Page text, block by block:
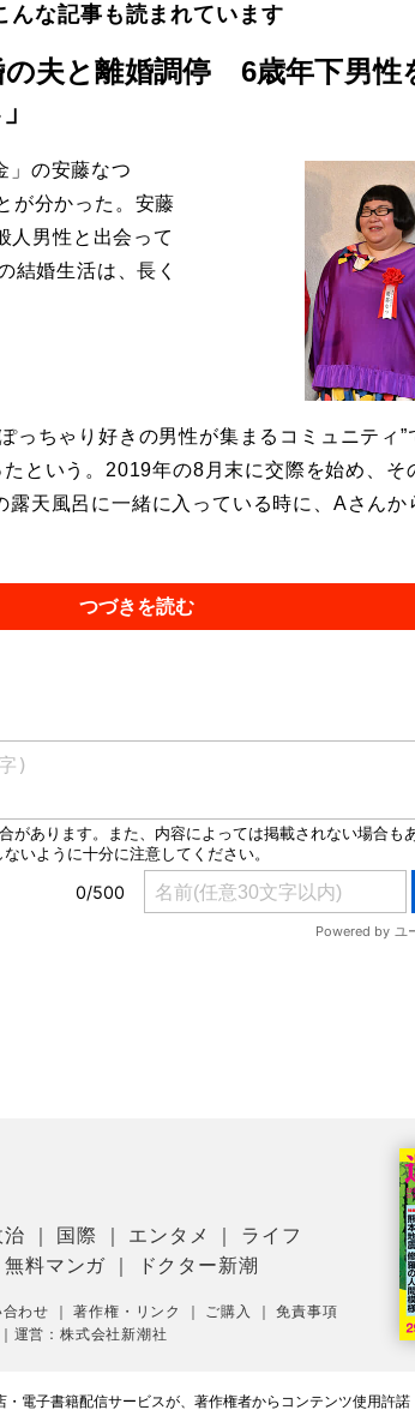
んな記事も読まれています
夫と離婚調停 6歳年下男性
」の安藤なつ
が分かった。安藤
人男性と出会って
結婚生活は、長く
っちゃり好きの男性が集まるコミュニティ”
という。2019年の8月末に交際を始め、そ
露天風呂に一緒に入っている時に、Aさんか
つづきを読む
治 国際 エンタメ
ライフ
無料マンガ ドクター新潮
わせ ｜著作権・リンク ご購入 ｜免責事項
運営：株式会社新潮社
・電子書籍配信サービスが、著作権者からコンテンツ使用許諾